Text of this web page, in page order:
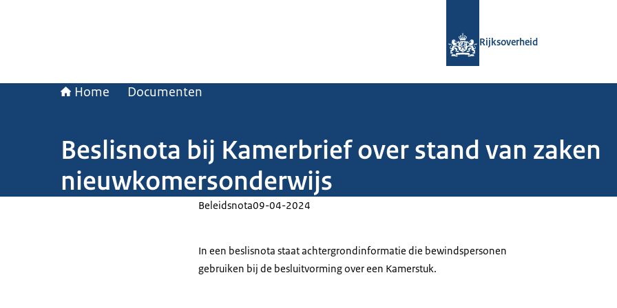
Rijksoverheid
Home Documenten
Beslisnota bij Kamerbrief over stand van zaken
nieuwkomersonderwijs
Beleidsnota09-04-2024
In een beslisnota staat achtergrondinformatie die bewindspersonen
gebruiken bij de besluitvorming over een Kamerstuk.